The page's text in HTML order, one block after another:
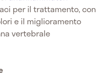
per il trattamento, con
e il miglioramento
vertebrale